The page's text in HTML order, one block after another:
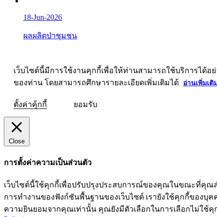
18-Jun-2026
ผลผลิตป่าชุมชน
เว็บไซต์นี้มีการใช้งานคุกกี้เพื่อให้ท่านสามารถใช้บริการได้อ
ของท่าน โดยสามารถศึกษารายละเอียดเพิ่มเติมได้
อ่านเพิ่มเติ
ตั้งค่าคุ้กกี้ ยอมรับ
Close
การตั้งค่าความเป็นส่วนตัว
เว็บไซต์นี้ใช้คุกกี้เพื่อปรับปรุงประสบการณ์ของคุณในขณะที่คุณส
การทำงานของฟังก์ชันพื้นฐานของเว็บไซต์ เรายังใช้คุกกี้ของบุ
ความยินยอมจากคุณเท่านั้น คุณยังมีตัวเลือกในการเลือกไม่ใช้